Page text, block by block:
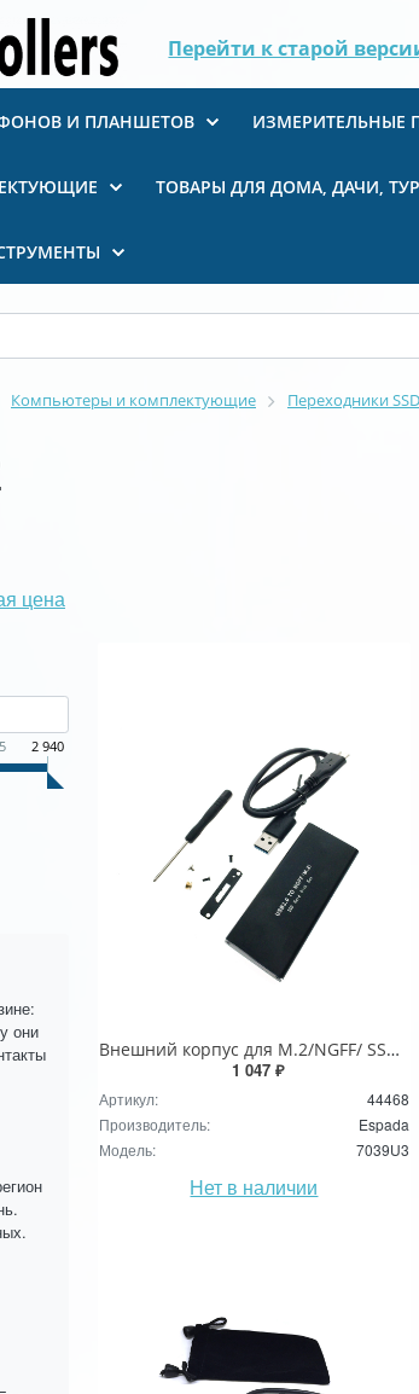
Перейти к старой
И ПЛАНШЕТОВ ИЗМЕРИТЕЛЬНЫЕ
ТОВАРЫ ДЛЯ ДОМА, ДАЧИ,
Компьютеры и комплектующие Переходники SSD
цена
2 940
они
Внешний корпуc для M.2/NGFF/ SSD key B+M, USB3.0, модель 7039U3, Espada / external case/ Enclosure
1 047 ₽
Артикул:
44468
Производитель:
Espada
Модель:
7039U3
Нет в наличии